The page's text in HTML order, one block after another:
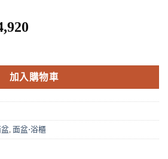
。
格：
NT$4,920。
附龍頭) SLC1581X-PK1 數量
加入購物車
盆, 面盆⋅浴櫃